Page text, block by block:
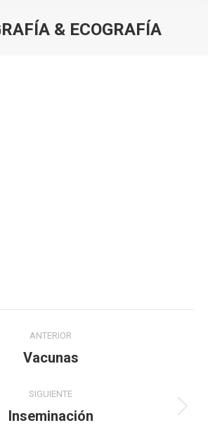
& ECOGRAFÍA
ANTERIOR
Proyecto
­Vacunas
SIGUIENTE
Proyecto
­Inseminación